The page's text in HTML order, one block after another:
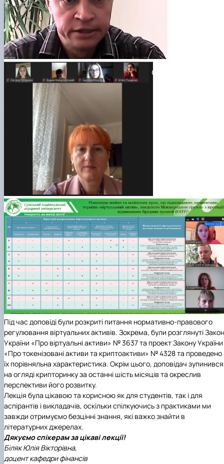
Під час доповіді були розкриті питання нормативно-правового
регулювання віртуальних активів. Зокрема, були розглянуті Закон
України «Про віртуальні активи» № 3637 та проект Закону України
«Про токенізовані активи та криптоактиви» № 4328 та проведено
їх порівняльна характеристика. Окрім цього, доповідач зупинився
на огляді крипторинку за останні шість місяців та окреслив
перспективи його розвитку.
Лекція була цікавою та корисною як для студентів, так і для
аспірантів і викладачів, оскільки спілкуючись з практиками ми
завжди отримуємо безцінні знання, які важко знайти в
літературних джерелах.
Дякуємо спікерам за цікаві лекції!
Біляк Юлія Вікторівна,
доцент кафедри фінансів